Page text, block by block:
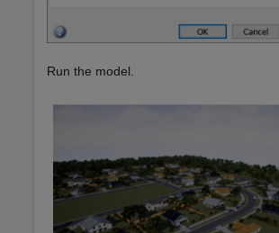
Run the model.